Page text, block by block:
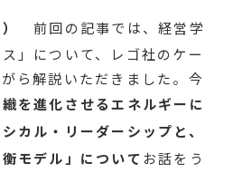
前回の記事では、経営学
」について、レゴ社のケー
ら解説いただきました。今
を進化させるエネルギーに
カル・リーダーシップと、
モデル」について お話をう